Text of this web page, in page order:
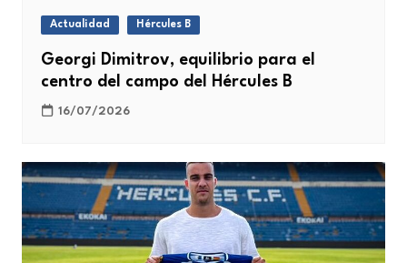
Actualidad Hércules B
Georgi Dimitrov, equilibrio para el
centro del campo del Hércules B
16/07/2026